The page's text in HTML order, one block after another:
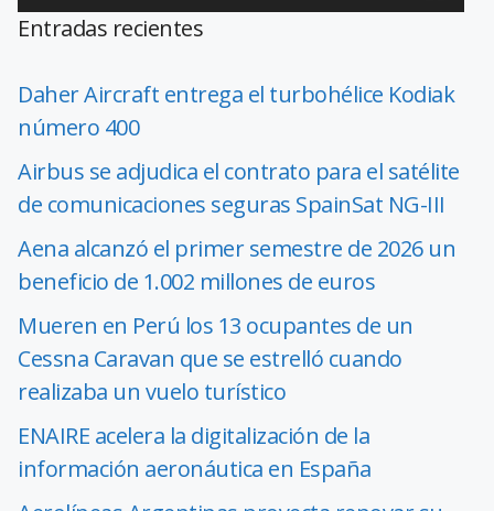
Entradas recientes
Daher Aircraft entrega el turbohélice Kodiak
número 400
Airbus se adjudica el contrato para el satélite
de comunicaciones seguras SpainSat NG-III
Aena alcanzó el primer semestre de 2026 un
beneficio de 1.002 millones de euros
Mueren en Perú los 13 ocupantes de un
Cessna Caravan que se estrelló cuando
realizaba un vuelo turístico
ENAIRE acelera la digitalización de la
información aeronáutica en España